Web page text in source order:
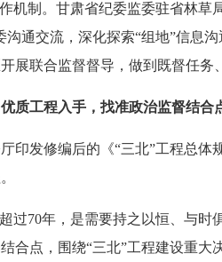
制。甘肃省纪委监委驻省林草
沟通交流，深化探索“组地”信息
展联合监督督导，做到既督任
质工程入手，找准政治监督结合
发修编后的《“三北”工程总体
70年，是需要持之以恒、与时
合点，围绕“三北”工程建设重大